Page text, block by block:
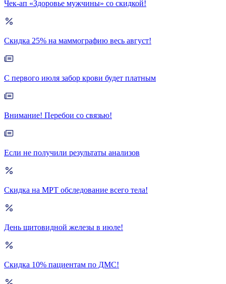
Чек-ап «Здоровье мужчины» со скидкой!
Скидка 25% на маммографию весь август!
С первого июля забор крови будет платным
Внимание! Перебои со связью!
Если не получили результаты анализов
Скидка на МРТ обследование всего тела!
День щитовидной железы в июле!
Скидка 10% пациентам по ДМС!